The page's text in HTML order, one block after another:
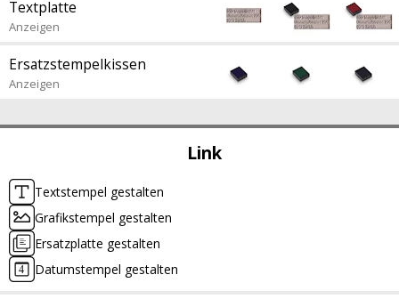
Link
Textstempel gestalten
Grafikstempel gestalten
Ersatzplatte gestalten
Datumstempel gestalten
Textplatte
Anzeigen
Ersatzstempelkissen
Anzeigen